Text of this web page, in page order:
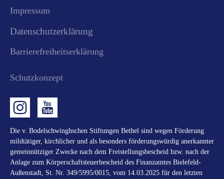
Impressum
Datenschutzerklärung
Barrierefreiheitserklärung
Schutzkonzept
Die v. Bodelschwinghschen Stiftungen Bethel sind wegen Förderung
mildtätiger, kirchlicher und als besonders förderungswürdig anerkannter
gemeinnütziger Zwecke nach dem Freistellungsbescheid bzw. nach der
Anlage zum Körperschaftsteuerbescheid des Finanzamtes Bielefeld-
Außenstadt, St. Nr. 349/5995/0015, vom 14.03.2025 für den letzten